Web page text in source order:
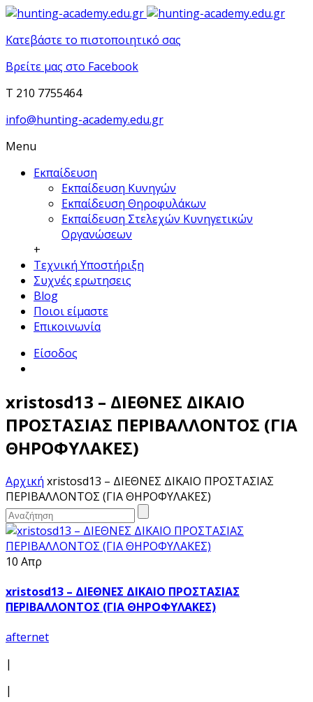
Κατεβάστε το πιστοποιητικό σας
Βρείτε μας στο Facebook
T 210 7755464
info@hunting-academy.edu.gr
Menu
Εκπαίδευση
Εκπαίδευση Κυνηγών
Εκπαίδευση Θηροφυλάκων
Εκπαίδευση Στελεχών Κυνηγετικών
Οργανώσεων
+
Τεχνική Υποστήριξη
Συχνές ερωτησεις
Blog
Ποιοι είμαστε
Επικοινωνία
Είσοδος
xristosd13 – ΔΙΕΘΝΕΣ ΔΙΚΑΙΟ
ΠΡΟΣΤΑΣΙΑΣ ΠΕΡΙΒΑΛΛΟΝΤΟΣ (ΓΙΑ
ΘΗΡΟΦΥΛΑΚΕΣ)
Αρχική xristosd13 – ΔΙΕΘΝΕΣ ΔΙΚΑΙΟ ΠΡΟΣΤΑΣΙΑΣ
ΠΕΡΙΒΑΛΛΟΝΤΟΣ (ΓΙΑ ΘΗΡΟΦΥΛΑΚΕΣ)
10 Απρ
xristosd13 – ΔΙΕΘΝΕΣ ΔΙΚΑΙΟ ΠΡΟΣΤΑΣΙΑΣ
ΠΕΡΙΒΑΛΛΟΝΤΟΣ (ΓΙΑ ΘΗΡΟΦΥΛΑΚΕΣ)
afternet
|
|